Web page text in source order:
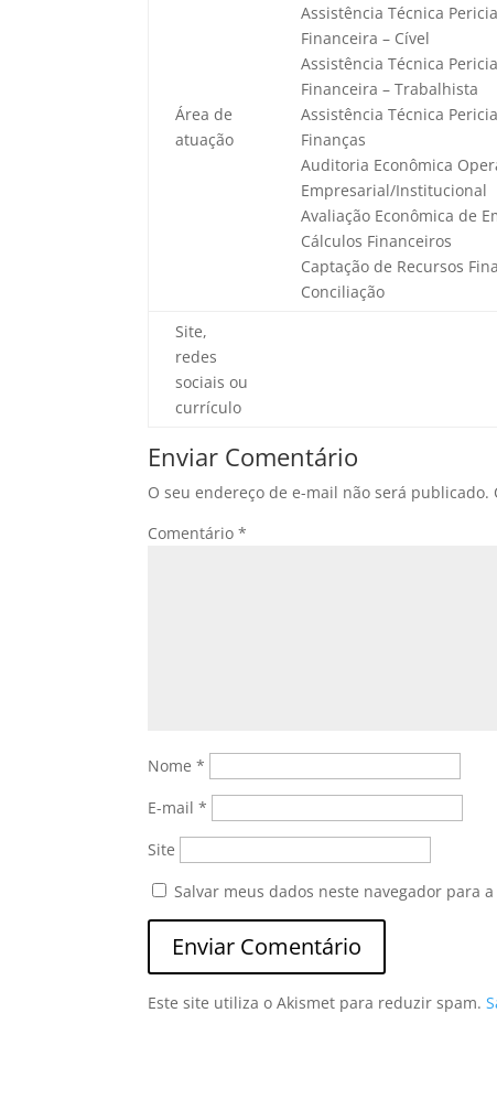
Área de
atuação
Assistência Técnica
Financeira – Cível
Assistência Técnica
Financeira – Trabalhista
Assistência Técnica
Finanças
Auditoria Econômica
Empresarial/Institucional
Avaliação Econômica de
Cálculos Financeiros
Captação de Recursos
Conciliação
Site,
redes
sociais ou
currículo
Enviar Comentário
O seu endereço de e-mail não será publicado.
Comentário*
Nome*
E-mail*
Site
Salvar meus dados neste navegador para
Este site utiliza o Akismet para reduzir spam.